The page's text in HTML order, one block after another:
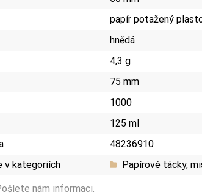
papír potažený
hnědá
4,3 g
75 mm
1000
125 ml
48236910
v kategoriích
Papírové tácky,
nám informaci.